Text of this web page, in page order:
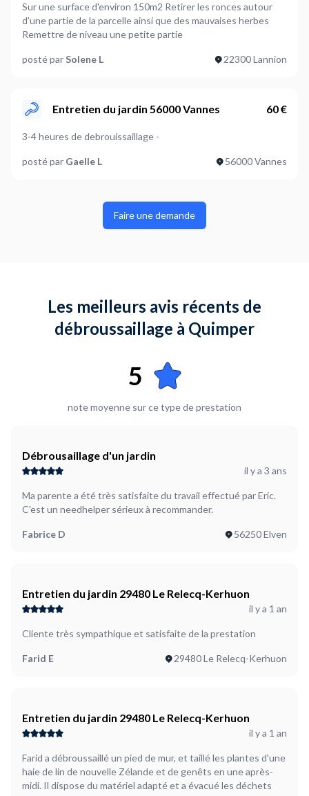
Sur une surface d'environ 150m2 Retirer les ronces autour
d'une partie de la parcelle ainsi que des mauvaises herbes
Remettre de niveau une petite partie
posté par Solene L 22300 Lannion
Entretien du jardin 56000 Vannes 60 €
3-4 heures de debrouissaillage -
posté par Gaelle L 56000 Vannes
Faire une demande
Les meilleurs avis récents de
débroussaillage à Quimper
5
note moyenne sur ce type de prestation
Débrousaillage d'un jardin
il y a 3 ans
Ma parente a été très satisfaite du travail effectué par Eric.
C'est un needhelper sérieux à recommander.
Fabrice D 56250 Elven
Entretien du jardin 29480 Le Relecq-Kerhuon
il y a 1 an
Cliente très sympathique et satisfaite de la prestation
Farid E 29480 Le Relecq-Kerhuon
Entretien du jardin 29480 Le Relecq-Kerhuon
il y a 1 an
Farid a débroussaillé un pied de mur, et taillé les plantes d'une
haie de lin de nouvelle Zélande et de genêts en une après-
midi. Il dispose du matériel adapté et a évacué les déchets